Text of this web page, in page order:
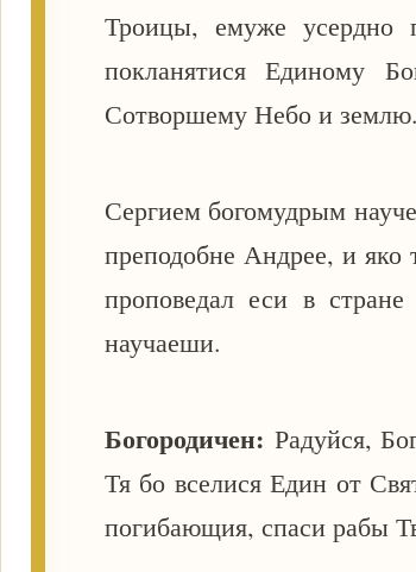
Троицы, емуже усердно
покланятися Единому
Сотворшему Небо и землю.
Сергием богомудрым
преподобне Андрее, и
проповедал еси в
научаеши.
Богородичен: Радуйся,
Тя бо вселися Един от
погибающия, спаси рабы